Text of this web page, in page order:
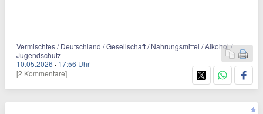
Vermischtes / Deutschland / Gesellschaft / Nahrungsmittel / Alkohol /
Jugendschutz
10.05.2026 · 17:56 Uhr
[2 Kommentare]